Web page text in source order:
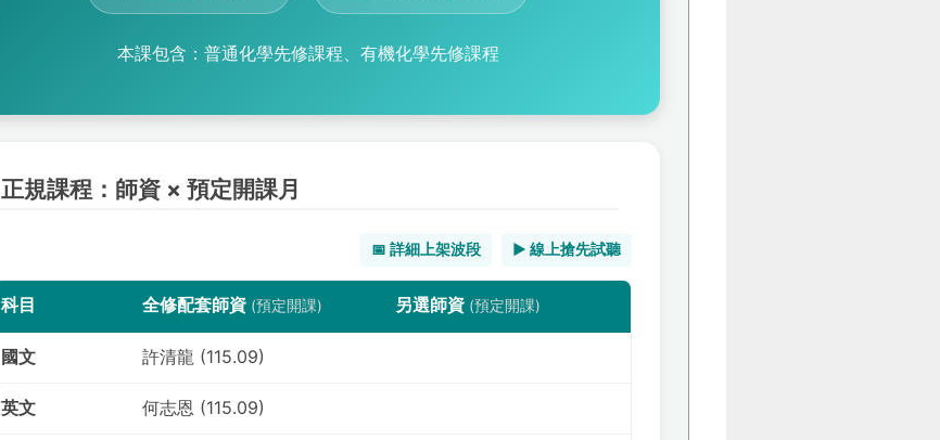
本課包含：普通化學先修課程、有機化學先修課程
正規課程：師資 × 預定開課月
📅 詳細上架波段 ▶️ 線上搶先試聽
科目 全修配套師資 (預定開課) 另選師資 (預定開課)
國文 許清龍 (115.09)
英文 何志恩 (115.09)